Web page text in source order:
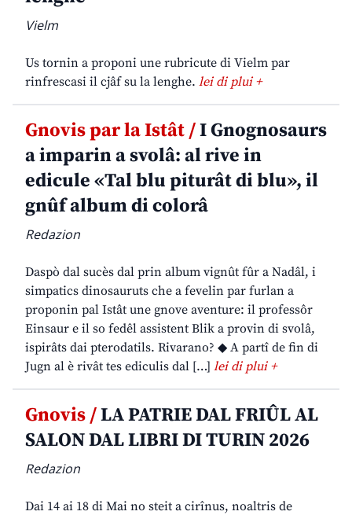
Vielm
Us tornin a proponi une rubricute di Vielm par
rinfrescasi il cjâf su la lenghe. lei di plui +
Gnovis par la Istât /I Gnognosaurs
a imparin a svolâ: al rive in
edicule «Tal blu piturât di blu», il
gnûf album di colorâ
Redazion
Daspò dal sucès dal prin album vignût fûr a Nadâl, i
simpatics dinosauruts che a fevelin par furlan a
proponin pal Istât une gnove aventure: il professôr
Einsaur e il so fedêl assistent Blik a provin di svolâ,
ispirâts dai pterodatils. Rivarano? ◆ A partî de fin di
Jugn al è rivât tes ediculis dal […] lei di plui +
Gnovis /LA PATRIE DAL FRIÛL AL
SALON DAL LIBRI DI TURIN 2026
Redazion
Dai 14 ai 18 di Mai no steit a cirînus, noaltris de